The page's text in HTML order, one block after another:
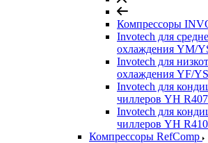
Компрессоры
Invotech для
охлаждения YM/
Invotech для
охлаждения YF/
Invotech для
чиллеров YH
Invotech для
чиллеров YH
Компрессоры RefComp